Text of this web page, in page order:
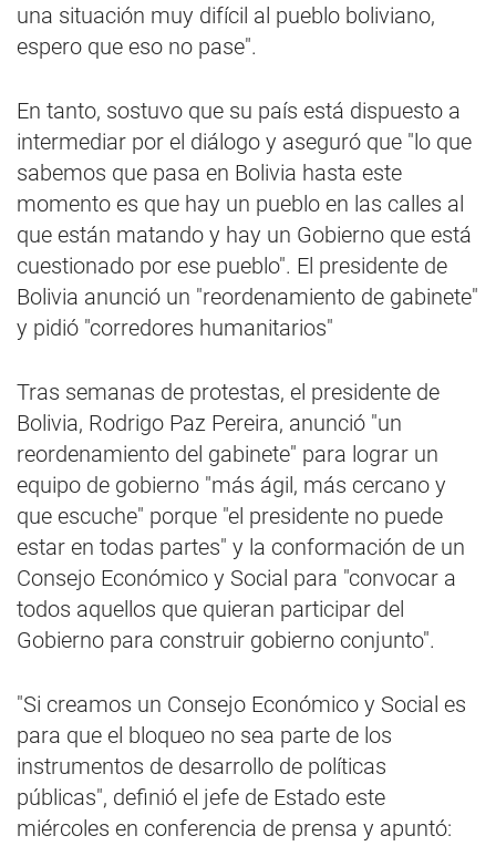
una situación muy difícil al pueblo boliviano,
espero que eso no pase".
En tanto, sostuvo que su país está dispuesto a
intermediar por el diálogo y aseguró que "lo que
sabemos que pasa en Bolivia hasta este
momento es que hay un pueblo en las calles al
que están matando y hay un Gobierno que está
cuestionado por ese pueblo". El presidente de
Bolivia anunció un "reordenamiento de gabinete"
y pidió "corredores humanitarios"
Tras semanas de protestas, el presidente de
Bolivia, Rodrigo Paz Pereira, anunció "un
reordenamiento del gabinete" para lograr un
equipo de gobierno "más ágil, más cercano y
que escuche" porque "el presidente no puede
estar en todas partes" y la conformación de un
Consejo Económico y Social para "convocar a
todos aquellos que quieran participar del
Gobierno para construir gobierno conjunto".
"Si creamos un Consejo Económico y Social es
para que el bloqueo no sea parte de los
instrumentos de desarrollo de políticas
públicas", definió el jefe de Estado este
miércoles en conferencia de prensa y apuntó: